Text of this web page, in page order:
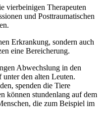
vierbeinigen Therapeuten
und Posttraumatischen
Erkrankung, sondern auch
eine Bereicherung.
Abwechslung in den
den alten Leuten.
spenden die Tiere
können stundenlang auf dem
die zum Beispiel im